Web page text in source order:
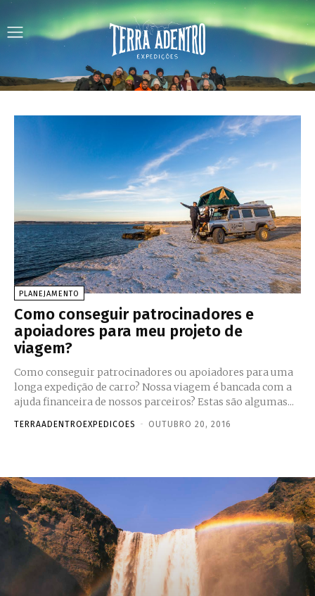
PLANEJAMENTO
Como conseguir patrocinadores e
apoiadores para meu projeto de
viagem?
Como conseguir patrocinadores ou apoiadores para uma
longa expedição de carro? Nossa viagem é bancada com a
ajuda financeira de nossos parceiros? Estas são algumas...
TERRAADENTROEXPEDICOES - OUTUBRO 20, 2016